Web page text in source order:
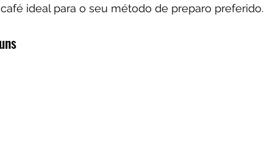
ideal para o seu método de preparo preferido.